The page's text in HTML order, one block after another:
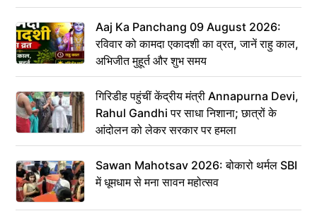
Aaj Ka Panchang 09 August 2026:
रविवार को कामदा एकादशी का व्रत, जानें राहु काल,
अभिजीत मुहूर्त और शुभ समय
गिरिडीह पहुंचीं केंद्रीय मंत्री Annapurna Devi,
Rahul Gandhi पर साधा निशाना; छात्रों के
आंदोलन को लेकर सरकार पर हमला
Sawan Mahotsav 2026: बोकारो थर्मल SBI
में धूमधाम से मना सावन महोत्सव